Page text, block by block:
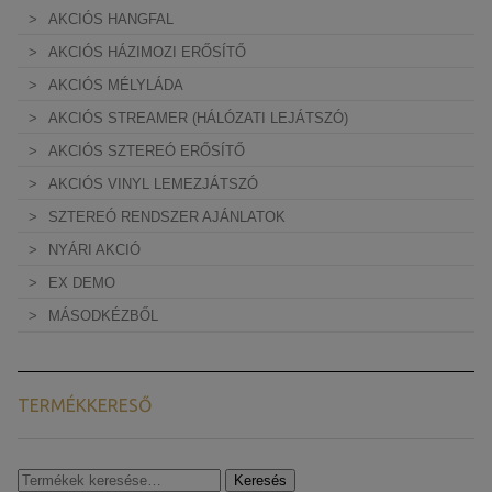
AKCIÓS HANGFAL
AKCIÓS HÁZIMOZI ERŐSÍTŐ
AKCIÓS MÉLYLÁDA
AKCIÓS STREAMER (HÁLÓZATI LEJÁTSZÓ)
AKCIÓS SZTEREÓ ERŐSÍTŐ
AKCIÓS VINYL LEMEZJÁTSZÓ
SZTEREÓ RENDSZER AJÁNLATOK
NYÁRI AKCIÓ
EX DEMO
MÁSODKÉZBŐL
TERMÉKKERESŐ
Keresés
Keresés